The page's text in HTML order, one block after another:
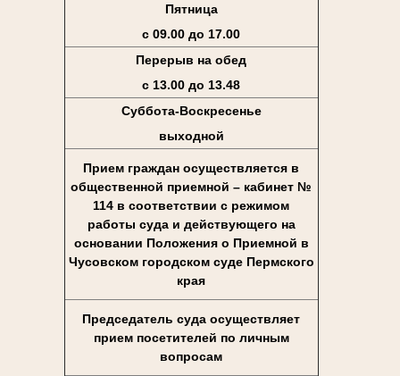
Пятница
с 09.00 до 17.00
Перерыв на обед
с 13.00 до 13.48
Суббота-Воскресенье
выходной
Прием граждан осуществляется в
общественной приемной – кабинет №
114 в соответствии с режимом
работы суда и действующего на
основании Положения о Приемной в
Чусовском городском суде Пермского
края
Председатель суда осуществляет
прием посетителей по личным
вопросам